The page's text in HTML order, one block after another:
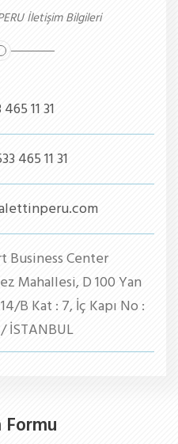
İletişim Bilgileri
11 31
465 11 31
Business Center
Mahallesi, D 100 Yan
B Kat : 7, İç Kapı No :
İSTANBUL